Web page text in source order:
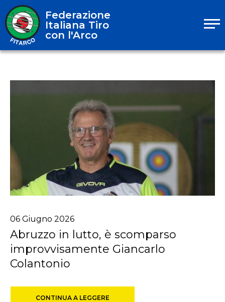
Federazione
Italiana Tiro
con l'Arco
06 Giugno 2026
Abruzzo in lutto, è scomparso
improvvisamente Giancarlo
Colantonio
CONTINUA A LEGGERE